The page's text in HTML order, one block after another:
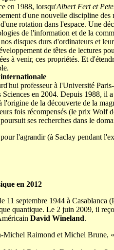
en 1988, lorsqu'Albert Fert et
d'une nouvelle discipline
rotation dans l'espace. Une
de l'information et de la
disques durs d'ordinateurs et
de têtes de lectures
à venir, ces propriétés. Et
professeur à l'Université
en 2004. Depuis 1988, il
l'origine de la découverte de la
fois récompensés (le prix
ses recherches dans le
l'agrandir (à Saclay pendant
en 2012
11 septembre 1944 à Casablanca
quantique. Le 2 juin 2009, il
David Wineland.
Michel Raimond et Michel Brune, «